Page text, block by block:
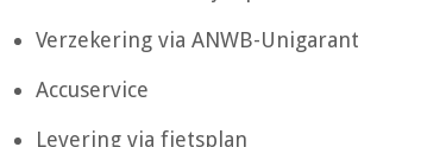
Verzekering via ANWB-Unigarant
Accuservice
Levering via fietsplan